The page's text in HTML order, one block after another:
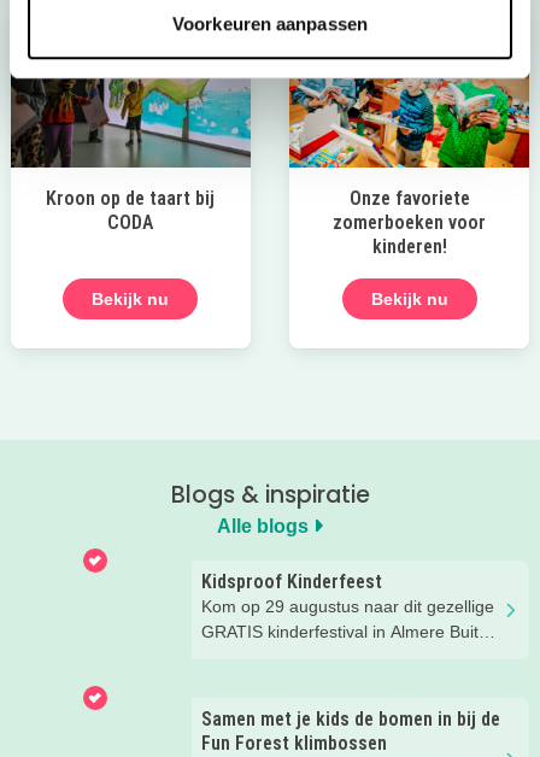
Voorkeuren aanpassen
Kroon op de taart bij
CODA
Bekijk nu
Onze favoriete
zomerboeken voor
kinderen!
Bekijk nu
Blogs & inspiratie
Alle blogs
Kidsproof Kinderfeest
Kom op 29 augustus naar dit gezellige
GRATIS kinderfestival in Almere Buiten
Samen met je kids de bomen in bij de
Fun Forest klimbossen